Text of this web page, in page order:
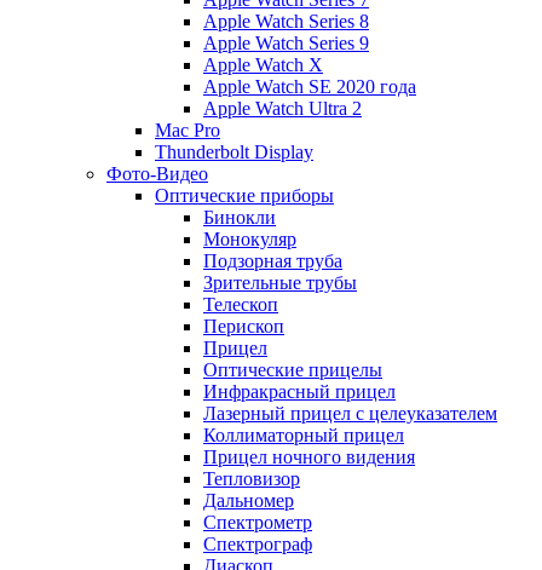
Apple Watch Series 8
Apple Watch Series 9
Apple Watch X
Apple Watch SE 2020 года
Apple Watch Ultra 2
Mac Pro
Thunderbolt Display
Фото-Видео
Оптические приборы
Бинокли
Монокуляр
Подзорная труба
Зрительные трубы
Телескоп
Перископ
Прицел
Оптические прицелы
Инфракрасный прицел
Лазерный прицел с целеуказателем
Коллиматорный прицел
Прицел ночного видения
Тепловизор
Дальномер
Спектрометр
Спектрограф
Диаскоп